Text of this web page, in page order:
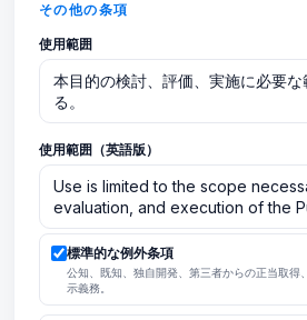
その他の条項
使用範囲
使用範囲（英語版）
標準的な例外条項
公知、既知、独自開発、第三者からの正当取得
示義務。